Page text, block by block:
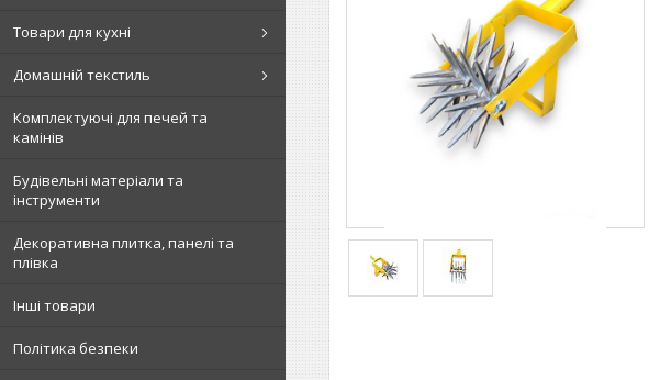
Товари для кухні
Домашній текстиль
Комплектуючі для печей та
камінів
Будівельні матеріали та
інструменти
Декоративна плитка, панелі та
плівка
Інші товари
Політика безпеки